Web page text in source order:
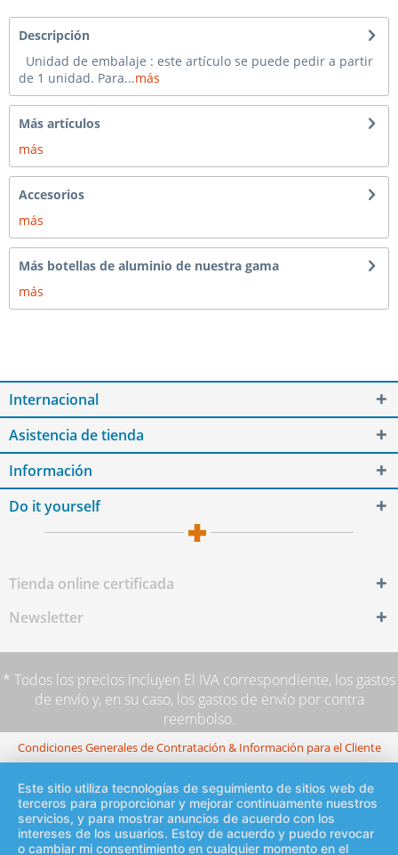
Descripción
Unidad de embalaje : este artículo se puede pedir a partir
de 1 unidad. Para...más
Más artículos
más
Accesorios
más
Más botellas de aluminio de nuestra gama
más
Internacional
Asistencia de tienda
Información
Do it yourself
Tienda online certificada
Newsletter
* Todos los precios incluyen El IVA correspondiente, los gastos
de envíoy, en su caso, los gastos de envío por contra
reembolso.
Condiciones Generales de Contratación & Información para el Cliente
Este sitio utiliza tecnologías de seguimiento de sitios web de
terceros para proporcionar y mejorar continuamente nuestros
servicios, y para mostrar anuncios de acuerdo con los
intereses de los usuarios. Estoy de acuerdo y puedo revocar
o cambiar mi consentimiento en cualquier momento en el